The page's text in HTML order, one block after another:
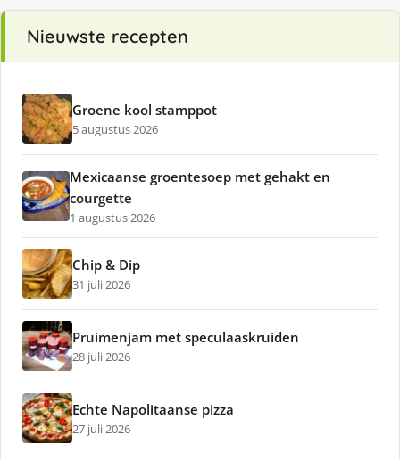
Nieuwste recepten
Groene kool stamppot
5 augustus 2026
Mexicaanse groentesoep met gehakt en
courgette
1 augustus 2026
Chip & Dip
31 juli 2026
Pruimenjam met speculaaskruiden
28 juli 2026
Echte Napolitaanse pizza
27 juli 2026